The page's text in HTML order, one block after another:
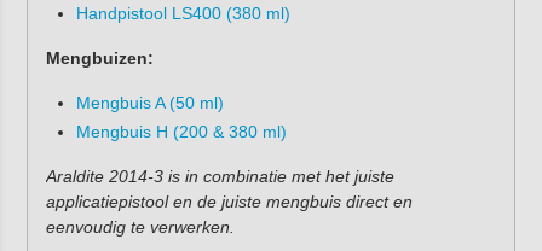
Handpistool LS400 (380 ml)
Mengbuizen:
Mengbuis A (50 ml)
Mengbuis H (200 & 380 ml)
Araldite 2014-3 is in combinatie met het juiste
applicatiepistool en de juiste mengbuis direct en
eenvoudig te verwerken.